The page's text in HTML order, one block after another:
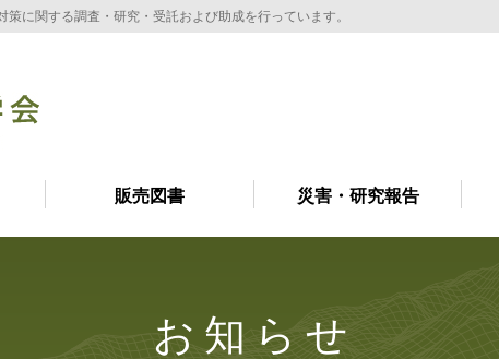
に関する調査・研究・受託および助成を行っています。
販売図書 災害・研究報告
お知らせ